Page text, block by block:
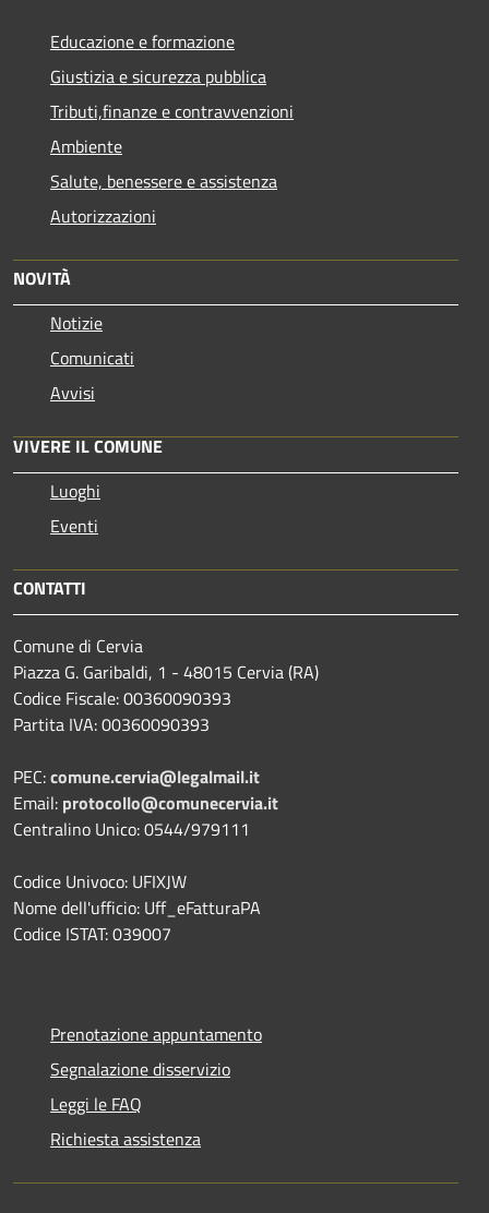
Educazione e formazione
Giustizia e sicurezza pubblica
Tributi,finanze e contravvenzioni
Ambiente
Salute, benessere e assistenza
Autorizzazioni
NOVITÀ
Notizie
Comunicati
Avvisi
VIVERE IL COMUNE
Luoghi
Eventi
CONTATTI
Comune di Cervia
Piazza G. Garibaldi, 1 - 48015 Cervia (RA)
Codice Fiscale: 00360090393
Partita IVA: 00360090393
PEC:comune.cervia@legalmail.it
Email: protocollo@comunecervia.it
Centralino Unico: 0544/979111
Codice Univoco: UFIXJW
Nome dell'ufficio: Uff_eFatturaPA
Codice ISTAT: 039007
Prenotazione appuntamento
Segnalazione disservizio
Leggi le FAQ
Richiesta assistenza